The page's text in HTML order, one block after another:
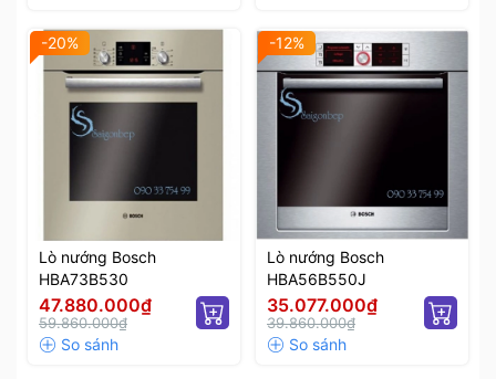
-20%
Lò nướng Bosch
HBA73B530
47.880.000₫
59.860.000₫
-12%
Lò nướng Bosch
HBA56B550J
35.077.000₫
39.860.000₫